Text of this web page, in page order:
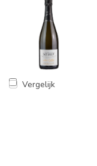
Vergelijk